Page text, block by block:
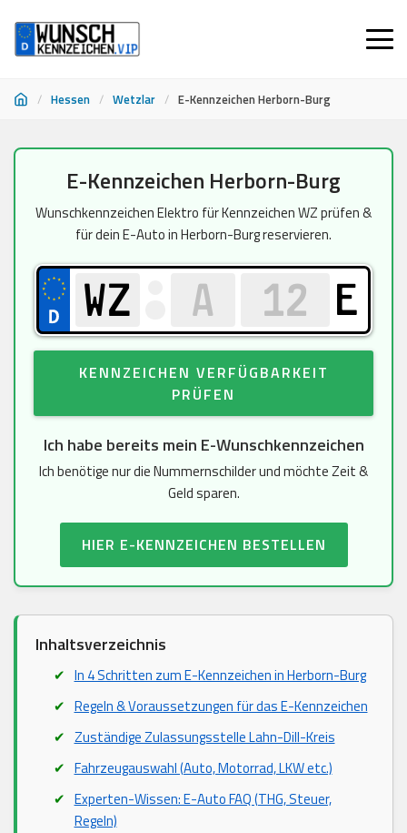
/ Hessen / Wetzlar / E-Kennzeichen Herborn-Burg
springen
E-Kennzeichen Herborn-Burg
Wunschkennzeichen Elektro für Kennzeichen WZ prüfen &
für dein E-Auto in Herborn-Burg reservieren.
E
KENNZEICHEN VERFÜGBARKEIT
PRÜFEN
Ich habe bereits mein E-Wunschkennzeichen
Ich benötige nur die Nummernschilder und möchte Zeit &
Geld sparen.
HIER E-KENNZEICHEN BESTELLEN
Inhaltsverzeichnis
In 4 Schritten zum E-Kennzeichen in Herborn-Burg
Regeln & Voraussetzungen für das E-Kennzeichen
Zuständige Zulassungsstelle Lahn-Dill-Kreis
Fahrzeugauswahl (Auto, Motorrad, LKW etc.)
Experten-Wissen: E-Auto FAQ (THG, Steuer,
Regeln)